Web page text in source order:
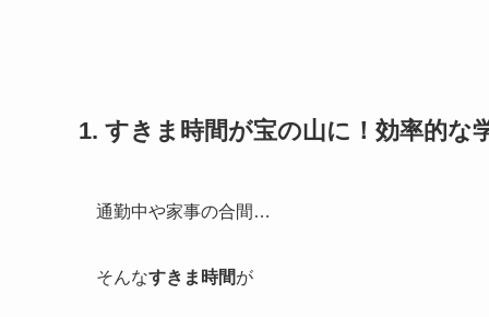
1. すきま時間が宝の山に！効率的な
通勤中や家事の合間…
そんなすきま時間が